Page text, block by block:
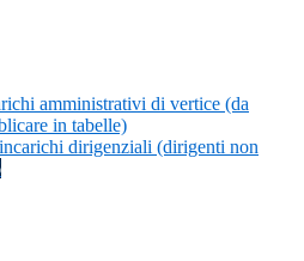
amministrativi di vertice (da
in tabelle)
dirigenziali (dirigenti non